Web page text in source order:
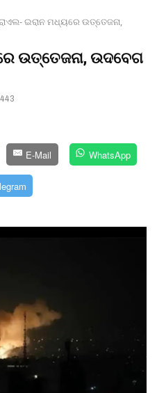
ଇରାନ ମଧ୍ୟରେ ଉତ୍ତେଜନା,
ଉତ୍ତେଜନା, ଉଦବେଗ
E-Mail WhatsApp